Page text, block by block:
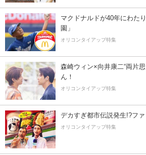
マクドナルドが40年にわた
園」
オリコンタイアップ特集
森崎ウィン×向井康二“両片
ん！
オリコンタイアップ特集
デカすぎ都市伝説発生!?フ
オリコンタイアップ特集